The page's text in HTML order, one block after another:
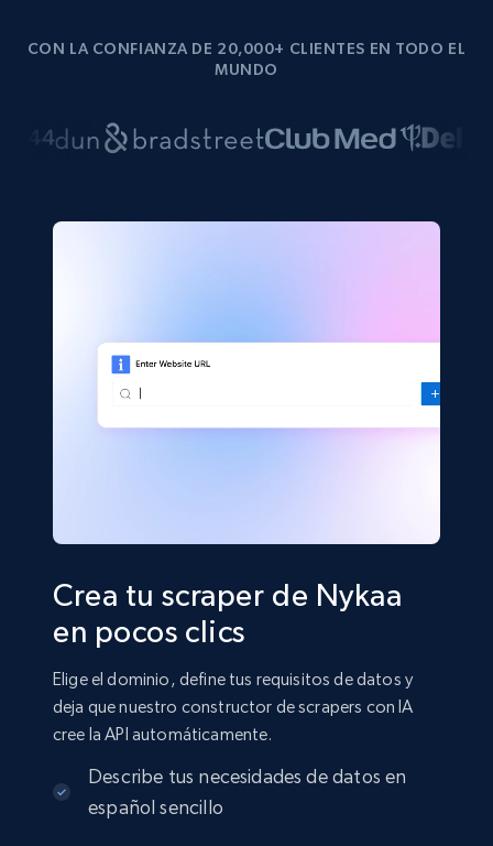
CON LA CONFIANZA DE 20,000+ CLIENTES EN TODO EL
MUNDO
Crea tu scraper de Nykaa
en pocos clics
Elige el dominio, define tus requisitos de datos y
deja que nuestro constructor de scrapers con IA
cree la API automáticamente.
Describe tus necesidades de datos en
español sencillo